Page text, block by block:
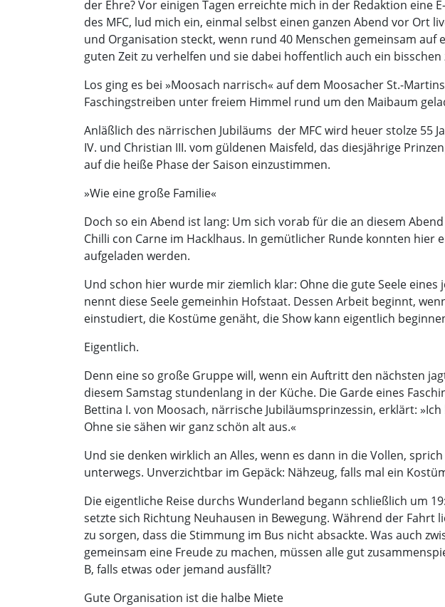
der Ehre? Vor einigen Tagen erreichte mich in der Redaktion eine
des MFC, lud mich ein, einmal selbst einen ganzen Abend vor
und Organisation steckt, wenn rund 40 Menschen gemeinsam
guten Zeit zu verhelfen und sie dabei hoffentlich auch ein bisschen
Los ging es bei »Moosach narrisch« auf dem Moosacher St.-
Faschingstreiben unter freiem Himmel rund um den Maibaum
Anläßlich des närrischen Jubiläums  der MFC wird heuer stolze
IV. und Christian III. vom güldenen Maisfeld, das diesjährige
auf die heiße Phase der Saison einzustimmen.
»Wie eine große Familie«
Doch so ein Abend ist lang: Um sich vorab für die an diesem
Chilli con Carne im Hacklhaus. In gemütlicher Runde konnten
aufgeladen werden.
Und schon hier wurde mir ziemlich klar: Ohne die gute Seele
nennt diese Seele gemeinhin Hofstaat. Dessen Arbeit beginnt,
einstudiert, die Kostüme genäht, die Show kann eigentlich
Eigentlich.
Denn eine so große Gruppe will, wenn ein Auftritt den nächsten
diesem Samstag stundenlang in der Küche. Die Garde eines
Bettina I. von Moosach, närrische Jubiläumsprinzessin, erklärt:
Ohne sie sähen wir ganz schön alt aus.«
Und sie denken wirklich an Alles, wenn es dann in die Vollen,
unterwegs. Unverzichtbar im Gepäck: Nähzeug, falls mal ein
Die eigentliche Reise durchs Wunderland begann schließlich um
setzte sich Richtung Neuhausen in Bewegung. Während der
zu sorgen, dass die Stimmung im Bus nicht absackte. Was auch
gemeinsam eine Freude zu machen, müssen alle gut
B, falls etwas oder jemand ausfällt?
Gute Organisation ist die halbe Miete